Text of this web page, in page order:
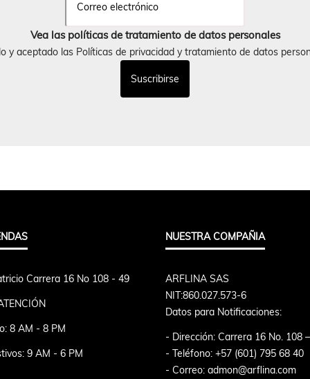
Vea las políticas de tratamiento de datos personales
y aceptado las Políticas de privacidad y tratamiento de datos
Carrera 16 No 108 - 49
8 AM - 8 PM
9 AM - 6 PM
NUESTRA COMPAÑIA
ARFLINA SAS
NIT:860.027.573-6
Datos para Notificaciones:
- Dirección: Carrera 16 No. 108
- Teléfono: +57 (601) 795 68 40
- Correo: admon@arflina.com